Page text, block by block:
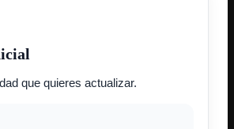
que quieres actualizar.